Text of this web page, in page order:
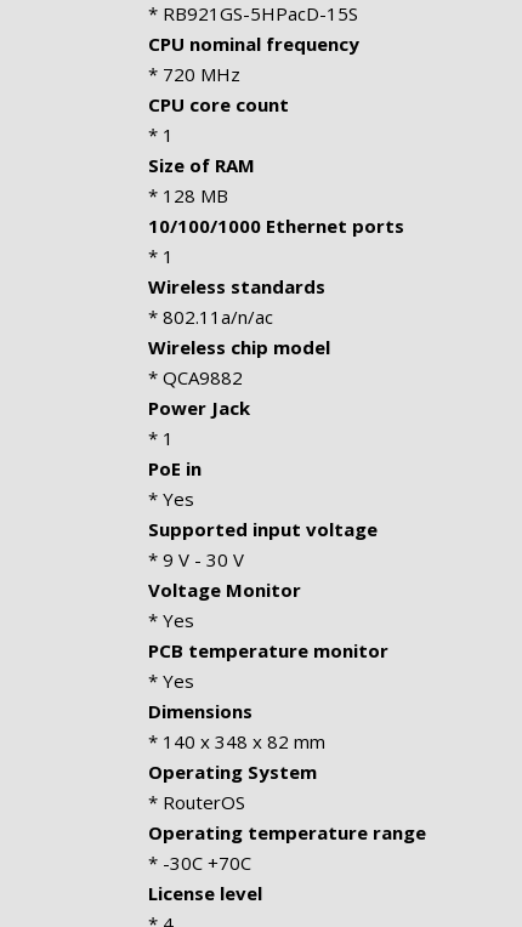
* RB921GS-5HPacD-15S
CPU nominal frequency
* 720 MHz
CPU core count
* 1
Size of RAM
* 128 MB
10/100/1000 Ethernet ports
* 1
Wireless standards
* 802.11a/n/ac
Wireless chip model
* QCA9882
Power Jack
* 1
PoE in
* Yes
Supported input voltage
* 9 V - 30 V
Voltage Monitor
* Yes
PCB temperature monitor
* Yes
Dimensions
* 140 x 348 x 82 mm
Operating System
* RouterOS
Operating temperature range
* -30C +70C
License level